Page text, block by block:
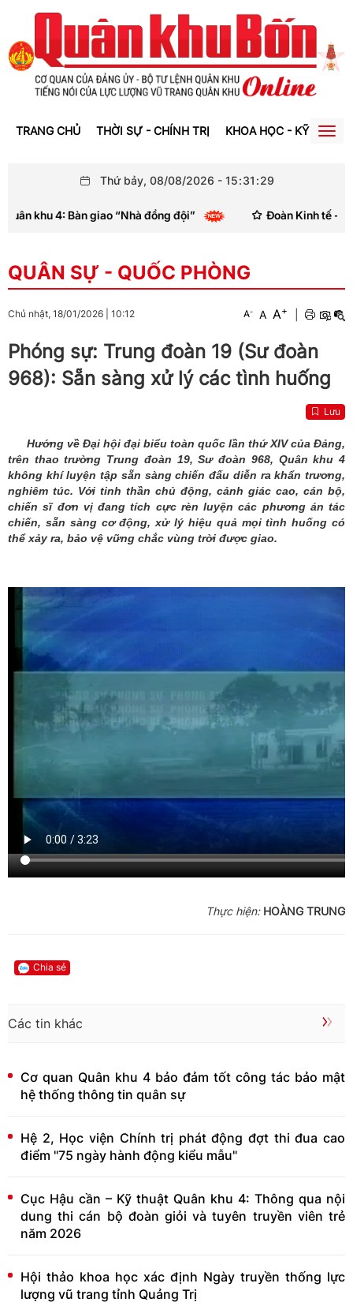
TRANG CHỦ THỜI SỰ - CHÍNH TRỊ KHOA HỌC - KỸ THUẬT
Thứ bảy, 08/08/2026 - 15:31 :29
khu 4: Bàn giao “Nhà đồng đội” Đoàn Kinh tế -
QUÂN SỰ - QUỐC PHÒNG
Chủ nhật, 18/01/2026 10:12 A- A A+
Phóng sự: Trung đoàn 19 (Sư đoàn
968): Sẵn sàng xử lý các tình huống
Lưu
Hướng về Đại hội đại biểu toàn quốc lần thứ XIV của Đảng,
trên thao trường Trung đoàn 19, Sư đoàn 968, Quân khu 4
không khí luyện tập sẵn sàng chiến đấu diễn ra khẩn trương,
nghiêm túc. Với tinh thần chủ động, cảnh giác cao, cán bộ,
chiến sĩ đơn vị đang tích cực rèn luyện các phương án tác
chiến, sẵn sàng cơ động, xử lý hiệu quả mọi tình huống có
thể xảy ra, bảo vệ vững chắc vùng trời được giao.
Thực hiện: HOÀNG TRUNG
Chia sẻ
Các tin khác
Cơ quan Quân khu 4 bảo đảm tốt công tác bảo mật
hệ thống thông tin quân sự
Hệ 2, Học viện Chính trị phát động đợt thi đua cao
điểm "75 ngày hành động kiểu mẫu"
Cục Hậu cần – Kỹ thuật Quân khu 4: Thông qua nội
dung thi cán bộ đoàn giỏi và tuyên truyền viên trẻ
năm 2026
Hội thảo khoa học xác định Ngày truyền thống lực
lượng vũ trang tỉnh Quảng Trị